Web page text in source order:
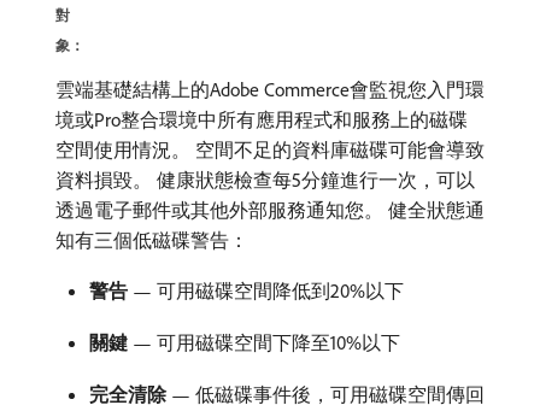
對
象：
雲端基礎結構上的Adobe Commerce會監視您入門環
境或Pro整合環境中所有應用程式和服務上的磁碟
空間使用情況。 空間不足的資料庫磁碟可能會導致
資料損毀。 健康狀態檢查每5分鐘進行一次，可以
透過電子郵件或其他外部服務通知您。 健全狀態通
知有三個低磁碟警告：
警告 — 可用磁碟空間降低到20%以下
關鍵 — 可用磁碟空間下降至10%以下
完全清除— 低磁碟事件後，可用磁碟空間傳回